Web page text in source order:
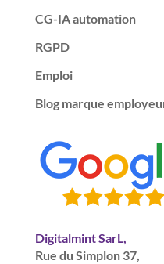
CG-IA automation
RGPD
Emploi
Blog marque
Digitalmint SarL,
Rue du Simplon 37,